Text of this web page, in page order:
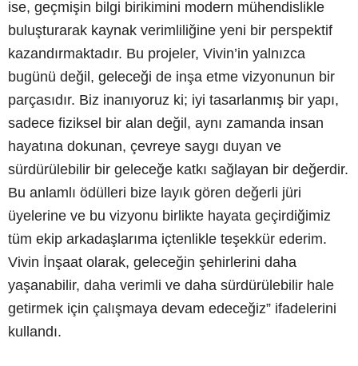
ise, geçmişin bilgi birikimini modern mühendislikle
buluşturarak kaynak verimliliğine yeni bir perspektif
kazandırmaktadır. Bu projeler, Vivin’in yalnızca
bugünü değil, geleceği de inşa etme vizyonunun bir
parçasıdır. Biz inanıyoruz ki; iyi tasarlanmış bir yapı,
sadece fiziksel bir alan değil, aynı zamanda insan
hayatına dokunan, çevreye saygı duyan ve
sürdürülebilir bir geleceğe katkı sağlayan bir değerdir.
Bu anlamlı ödülleri bize layık gören değerli jüri
üyelerine ve bu vizyonu birlikte hayata geçirdiğimiz
tüm ekip arkadaşlarıma içtenlikle teşekkür ederim.
Vivin İnşaat olarak, geleceğin şehirlerini daha
yaşanabilir, daha verimli ve daha sürdürülebilir hale
getirmek için çalışmaya devam edeceğiz” ifadelerini
kullandı.